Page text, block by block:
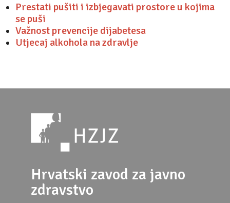
Prestati pušiti i izbjegavati prostore u kojima
se puši
Važnost prevencije dijabetesa
Utjecaj alkohola na zdravlje
Hrvatski zavod za javno
zdravstvo